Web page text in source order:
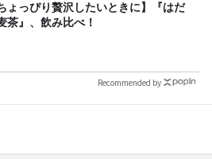
ちょっぴり贅沢したいときに】『はだ
茶』、飲み比べ！
Recommended by